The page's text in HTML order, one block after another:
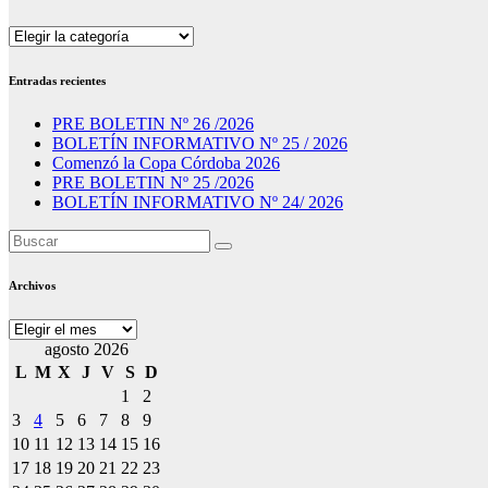
Secciones
Entradas recientes
PRE BOLETIN Nº 26 /2026
BOLETÍN INFORMATIVO Nº 25 / 2026
Comenzó la Copa Córdoba 2026
PRE BOLETIN Nº 25 /2026
BOLETÍN INFORMATIVO Nº 24/ 2026
Archivos
Archivos
agosto 2026
L M X J V S D
1
2
3
4 5 6 7 8
9
10 11 12 13 14 15 16
17 18 19 20 21 22 23